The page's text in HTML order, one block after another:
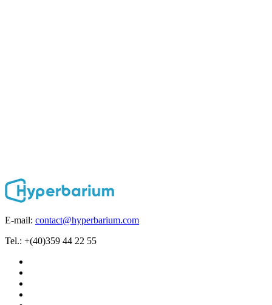
E-mail: contact@hyperbarium.com
Tel.: +(40)359 44 22 55